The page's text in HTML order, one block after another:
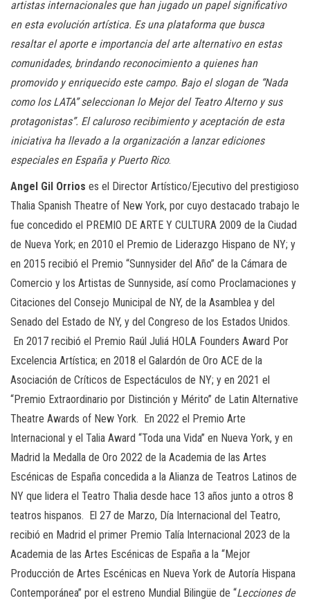
artistas internacionales que han jugado un papel significativo
en esta evolución artística. Es una plataforma que busca
resaltar el aporte e importancia del arte alternativo en estas
comunidades, brindando reconocimiento a quienes han
promovido y enriquecido este campo. Bajo el slogan de “Nada
como los LATA” seleccionan lo Mejor del Teatro Alterno y sus
protagonistas”. El caluroso recibimiento y aceptación de esta
iniciativa ha llevado a la organización a lanzar ediciones
especiales en España y Puerto Rico.
Angel Gil Orrios es el Director Artístico/Ejecutivo del prestigioso
Thalia Spanish Theatre of New York, por cuyo destacado trabajo le
fue concedido el PREMIO DE ARTE Y CULTURA 2009 de la Ciudad
de Nueva York; en 2010 el Premio de Liderazgo Hispano de NY; y
en 2015 recibió el Premio “Sunnysider del Año” de la Cámara de
Comercio y los Artistas de Sunnyside, así como Proclamaciones y
Citaciones del Consejo Municipal de NY, de la Asamblea y del
Senado del Estado de NY, y del Congreso de los Estados Unidos.
En 2017 recibió el Premio Raúl Juliá HOLA Founders Award Por
Excelencia Artística; en 2018 el Galardón de Oro ACE de la
Asociación de Críticos de Espectáculos de NY; y en 2021 el
“Premio Extraordinario por Distinción y Mérito” de Latin Alternative
Theatre Awards of New York. En 2022 el Premio Arte
Internacional y el Talia Award “Toda una Vida” en Nueva York, y en
Madrid la Medalla de Oro 2022 de la Academia de las Artes
Escénicas de España concedida a la Alianza de Teatros Latinos de
NY que lidera el Teatro Thalia desde hace 13 años junto a otros 8
teatros hispanos. El 27 de Marzo, Día Internacional del Teatro,
recibió en Madrid el primer Premio Talía Internacional 2023 de la
Academia de las Artes Escénicas de España a la “Mejor
Producción de Artes Escénicas en Nueva York de Autoría Hispana
Contemporánea” por el estreno Mundial Bilingüe de “Lecciones de